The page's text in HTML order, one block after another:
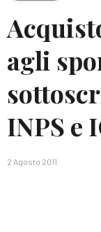
agli
INPS e
2 Agosto 2011